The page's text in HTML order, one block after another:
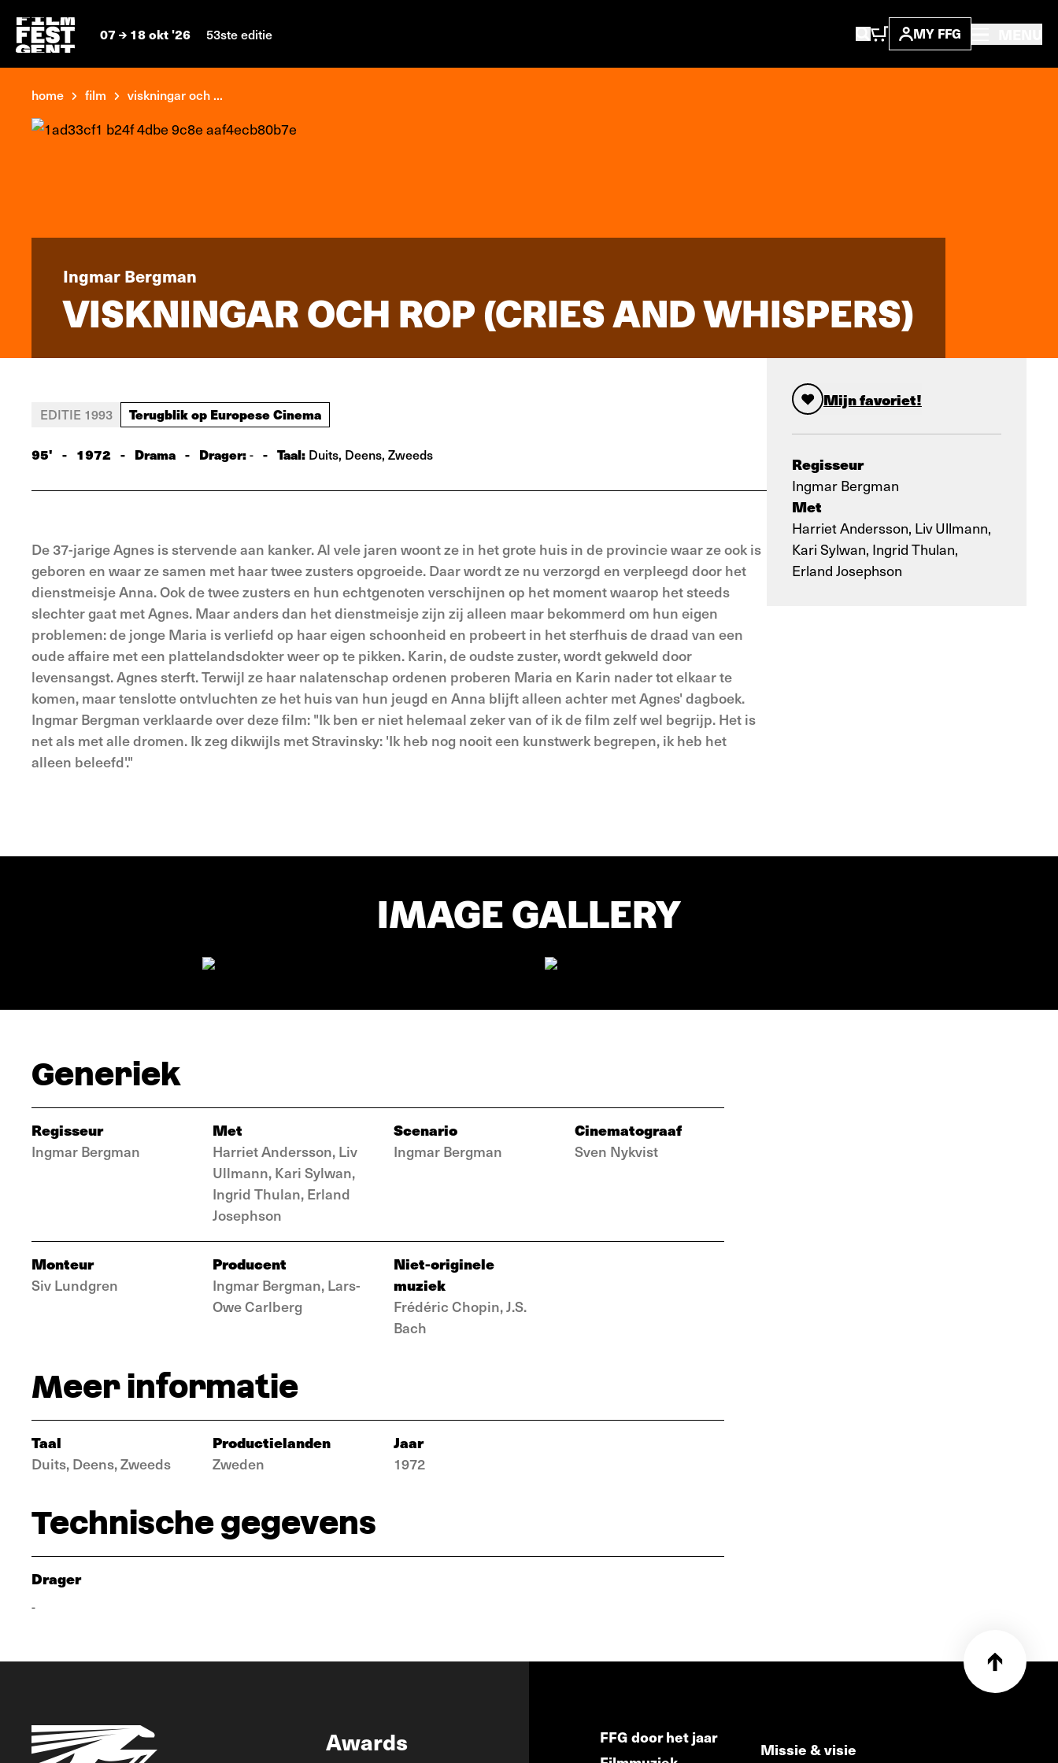
07 18 okt '26 53ste editie MY FFG
home film viskningar och ...
Ingmar Bergman
VISKNINGAR OCH ROP (CRIES AND WHISPERS)
Mijn favoriet!
Regisseur
Ingmar Bergman
Met
Harriet Andersson, Liv Ullmann,
Kari Sylwan, Ingrid Thulan,
Erland Josephson
EDITIE 1993 Terugblik op Europese Cinema
95' - 1972 - Drama - Drager:- - Taal: Duits, Deens, Zweeds
De 37-jarige Agnes is stervende aan kanker. Al vele jaren woont ze in het grote huis in de provincie waar ze ook is
geboren en waar ze samen met haar twee zusters opgroeide. Daar wordt ze nu verzorgd en verpleegd door het
dienstmeisje Anna. Ook de twee zusters en hun echtgenoten verschijnen op het moment waarop het steeds
slechter gaat met Agnes. Maar anders dan het dienstmeisje zijn zij alleen maar bekommerd om hun eigen
problemen: de jonge Maria is verliefd op haar eigen schoonheid en probeert in het sterfhuis de draad van een
oude affaire met een plattelandsdokter weer op te pikken. Karin, de oudste zuster, wordt gekweld door
levensangst. Agnes sterft. Terwijl ze haar nalatenschap ordenen proberen Maria en Karin nader tot elkaar te
komen, maar tenslotte ontvluchten ze het huis van hun jeugd en Anna blijft alleen achter met Agnes' dagboek.
Ingmar Bergman verklaarde over deze film: "Ik ben er niet helemaal zeker van of ik de film zelf wel begrijp. Het is
net als met alle dromen. Ik zeg dikwijls met Stravinsky: 'Ik heb nog nooit een kunstwerk begrepen, ik heb het
alleen beleefd'."
IMAGE GALLERY
Generiek
Regisseur
Ingmar Bergman
Met
Harriet Andersson, Liv
Ullmann, Kari Sylwan,
Ingrid Thulan, Erland
Josephson
Scenario
Ingmar Bergman
Cinematograaf
Sven Nykvist
Monteur
Siv Lundgren
Producent
Ingmar Bergman, Lars-
Owe Carlberg
Niet-originele
muziek
Frédéric Chopin, J.S.
Bach
Meer informatie
Taal
Duits, Deens, Zweeds
Productielanden
Zweden
Jaar
1972
Technische gegevens
Drager
-
Awards
FFG door het jaar
Missie & visie